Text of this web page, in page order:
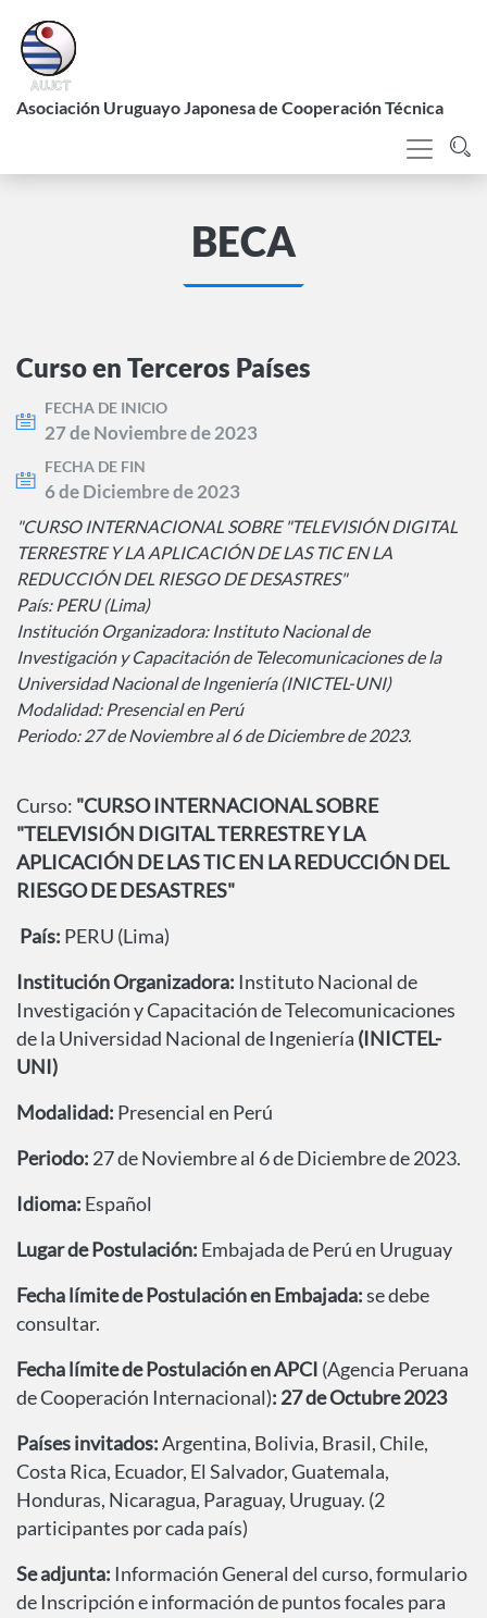
contenido
principal
Asociación Uruguayo Japonesa de Cooperación Técnica
BECA
Curso en Terceros Países
FECHA DE INICIO
27 de Noviembre de 2023
FECHA DE FIN
6 de Diciembre de 2023
"CURSO INTERNACIONAL SOBRE "TELEVISIÓN DIGITAL
TERRESTRE Y LA APLICACIÓN DE LAS TIC EN LA
REDUCCIÓN DEL RIESGO DE DESASTRES"
País: PERU (Lima)
Institución Organizadora: Instituto Nacional de
Investigación y Capacitación de Telecomunicaciones de la
Universidad Nacional de Ingeniería (INICTEL-UNI)
Modalidad: Presencial en Perú
Periodo: 27 de Noviembre al 6 de Diciembre de 2023.
Curso: "CURSO INTERNACIONAL SOBRE
"TELEVISIÓN DIGITAL TERRESTRE Y LA
APLICACIÓN DE LAS TIC EN LA REDUCCIÓN DEL
RIESGO DE DESASTRES"
País: PERU (Lima)
Institución Organizadora: Instituto Nacional de
Investigación y Capacitación de Telecomunicaciones
de la Universidad Nacional de Ingeniería (INICTEL-
UNI)
Modalidad: Presencial en Perú
Periodo: 27 de Noviembre al 6 de Diciembre de 2023.
Idioma: Español
Lugar de Postulación: Embajada de Perú en Uruguay
Fecha límite de Postulación en Embajada:se debe
consultar.
Fecha límite de Postulación en APCI (Agencia Peruana
de Cooperación Internacional): 27 de Octubre 2023
Países invitados:Argentina, Bolivia, Brasil, Chile,
Costa Rica, Ecuador, El Salvador, Guatemala,
Honduras, Nicaragua, Paraguay, Uruguay. (2
participantes por cada país)
Se adjunta: Información General del curso, formulario
de Inscripción e información de puntos focales para